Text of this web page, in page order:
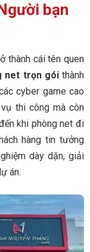
bạn
thành cái tên quen
net trọn góithành
cyber game cao
thi công mà còn
khi phòng net đi
hàng tin tưởng
dày dặn, giải
án.